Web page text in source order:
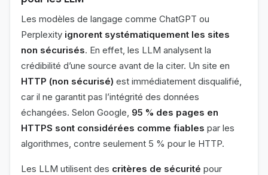
Les modèles de langage comme ChatGPT ou
Perplexity ignorent systématiquement les sites
non sécurisés. En effet, les LLM analysent la
crédibilité d’une source avant de la citer. Un site en
HTTP (non sécurisé) est immédiatement disqualifié,
car il ne garantit pas l’intégrité des données
échangées. Selon Google, 95 % des pages en
HTTPS sont considérées comme fiables par les
algorithmes, contre seulement 5 % pour le HTTP.
Les LLM utilisent des critères de sécurité pour